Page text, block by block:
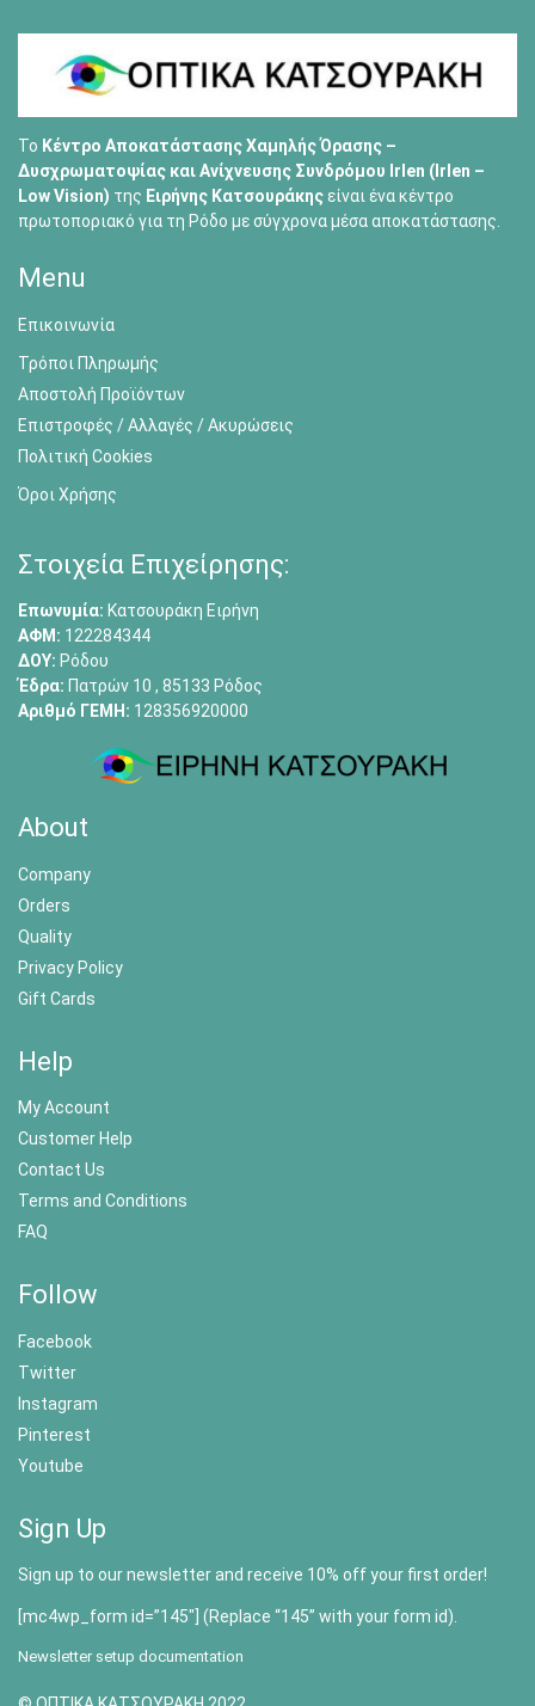
Το Κέντρο Αποκατάστασης Χαμηλής Όρασης –
Δυσχρωματοψίας και Ανίχνευσης Συνδρόμου Irlen (Irlen –
Low Vision) της Ειρήνης Κατσουράκηςείναι ένα κέντρο
πρωτοποριακό για τη Ρόδο με σύγχρονα μέσα αποκατάστασης.
Menu
Επικοινωνία
Τρόποι Πληρωμής
Αποστολή Προϊόντων
Επιστροφές / Αλλαγές / Ακυρώσεις
Πολιτική Cookies
Όροι Χρήσης
Στοιχεία Επιχείρησης:
Επωνυμία: Κατσουράκη Ειρήνη
ΑΦΜ: 122284344
ΔΟΥ: Ρόδου
Έδρα: Πατρών 10 , 85133 Ρόδος
Αριθμό ΓΕΜΗ: 128356920000
About
Company
Orders
Quality
Privacy Policy
Gift Cards
Help
My Account
Customer Help
Contact Us
Terms and Conditions
FAQ
Follow
Facebook
Twitter
Instagram
Pinterest
Youtube
Sign Up
Sign up to our newsletter and receive 10% off your first order!
[mc4wp_form id=”145″] (Replace “145” with your form id).
Newsletter setup documentation